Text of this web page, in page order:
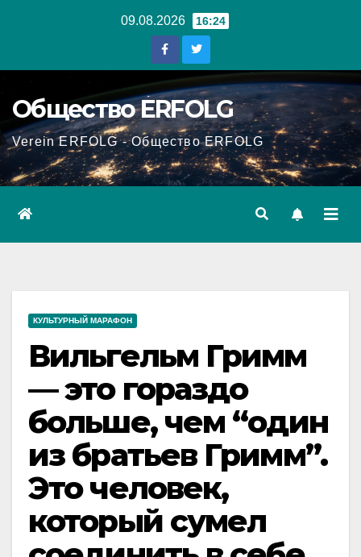
09.08.2026 16:24
Общество ERFOLG
Verein ERFOLG - Общество ERFOLG
КУЛЬТУРНЫЙ МАРАФОН
Вильгельм Гримм
— это гораздо
больше, чем “один
из братьев Гримм”.
Это человек,
который сумел